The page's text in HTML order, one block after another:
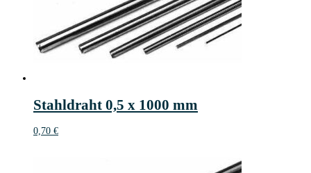
Stahldraht 0,5 x 1000 mm
0,70 €